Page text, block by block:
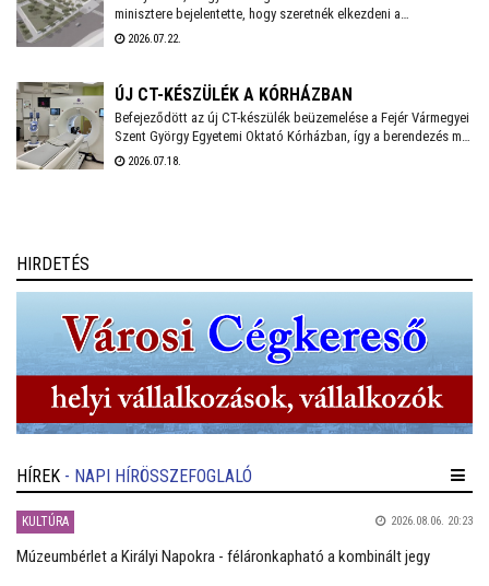
szabadidőpark fejlesztése is.
minisztere bejelentette, hogy szeretnék elkezdeni a
székesfehérvári vasúti csomópont teljes körű átépítését,
2030-ig befejeződhet.
2026.07.22.
ÚJ CT-KÉSZÜLÉK A KÓRHÁZBAN
Befejeződött az új CT-készülék beüzemelése a Fejér Vármegyei
Szent György Egyetemi Oktató Kórházban, így a berendezés már
a mindennapi betegellátást szolgálja - közölte a
2026.07.18.
HIRDETÉS
HÍREK - NAPI HÍRÖSSZEFOGLALÓ
KULTÚRA 2026.08.06. 20:23
Múzeumbérlet a Királyi Napokra - féláronkapható a kombinált jegy